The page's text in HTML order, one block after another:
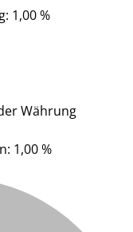
1,00 %
Währung
1,00 %